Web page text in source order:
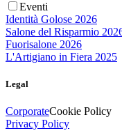
Eventi
Identità Golose 2026
Salone del Risparmio
Fuorisalone 2026
L'Artigiano in Fiera 2025
Legal
CorporateCookie Policy
Privacy Policy